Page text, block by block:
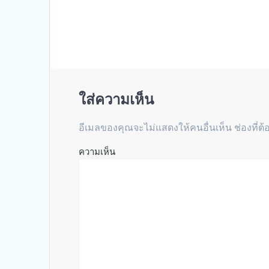
ใส่ความเห็น
อีเมลของคุณจะไม่แสดงให้คนอื่นเห็น ช่องที่ต้
ความเห็น